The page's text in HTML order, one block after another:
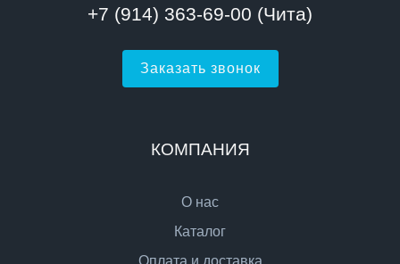
+7 (914) 363-69-00 (Чита)
Заказать звонок
КОМПАНИЯ
О нас
Каталог
Оплата и доставка